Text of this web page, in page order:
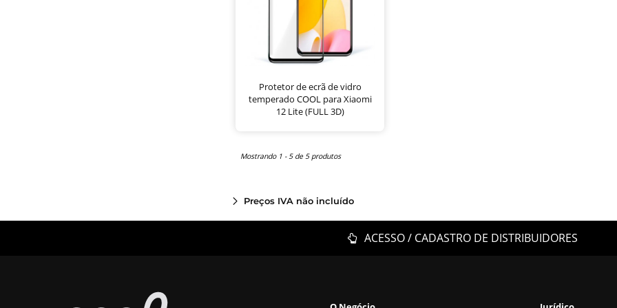
Protetor de ecrã de vidro
temperado COOL para Xiaomi
12 Lite (FULL 3D)
Mostrando 1 - 5 de 5 produtos
Preços IVA não incluído
ACESSO / CADASTRO DE DISTRIBUIDORES